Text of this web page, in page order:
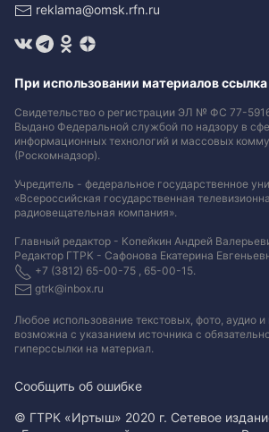
reklama@omsk.rfn.ru
При использовании материалов ссылка
Свидетельство о регистрации ЭЛ № ФС 77-
Выдано Федеральной службой по надзору в
информационных технологий и массовых
(Роскомнадзор).
Учредитель - федеральное государственное
«Всероссийская государственная
радиовещательная компания».
Главный редактор - Копейкин Андрей
Редактор ГТРК - Сафонова Екатерина
+7 (3812) 65-00-75 , 65-00-15.
gtrk@inbox.ru
Любое использование текстовых, фото, аудио
возможна с указанием источника с
гиперссылки на материал.
Сообщить об ошибке
© ГТРК «Иртыш» 2020 г. Сетевое